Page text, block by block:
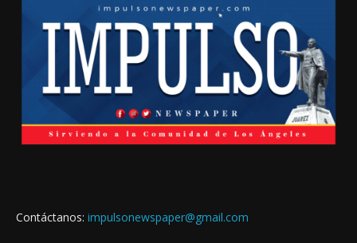
Contáctanos: impulsonewspaper@gmail.com